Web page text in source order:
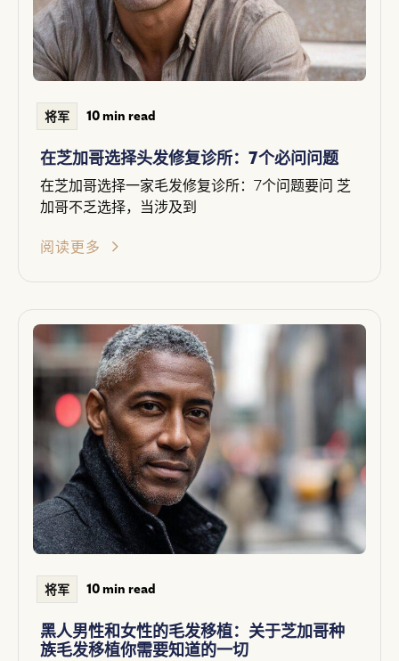
将军 10 min read
在芝加哥选择头发修复诊所：7个必问问题
在芝加哥选择一家毛发修复诊所：7个问题要问 芝
加哥不乏选择，当涉及到
阅读更多
将军 10 min read
黑人男性和女性的毛发移植：关于芝加哥种
族毛发移植你需要知道的一切